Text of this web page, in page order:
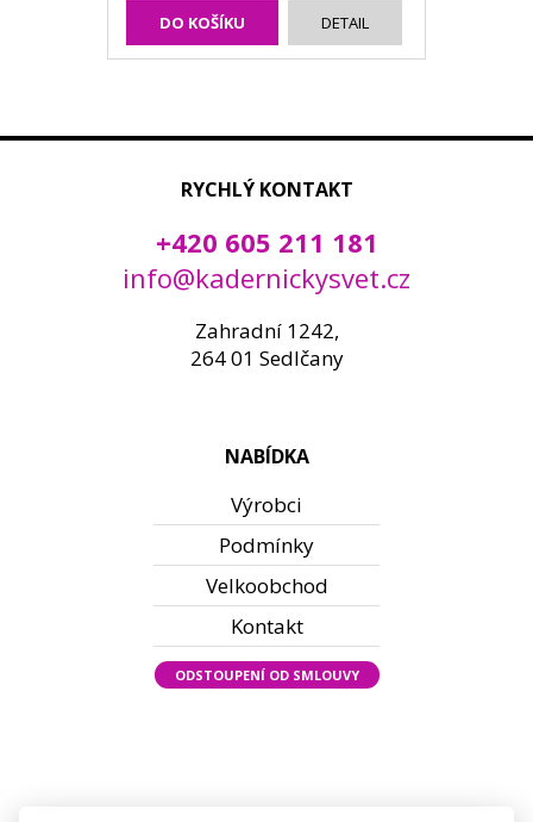
DO KOŠÍKU DETAIL
RYCHLÝ KONTAKT
+420 605 211 181
info@kadernickysvet.cz
Zahradní 1242,
264 01 Sedlčany
NABÍDKA
Výrobci
Podmínky
Velkoobchod
Kontakt
ODSTOUPENÍ OD SMLOUVY